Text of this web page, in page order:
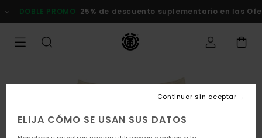
la
DOBLE PROMO 25% de descuento suplementario en las
ELIJA CÓMO SE USAN SUS DATOS
Continuar sin aceptar